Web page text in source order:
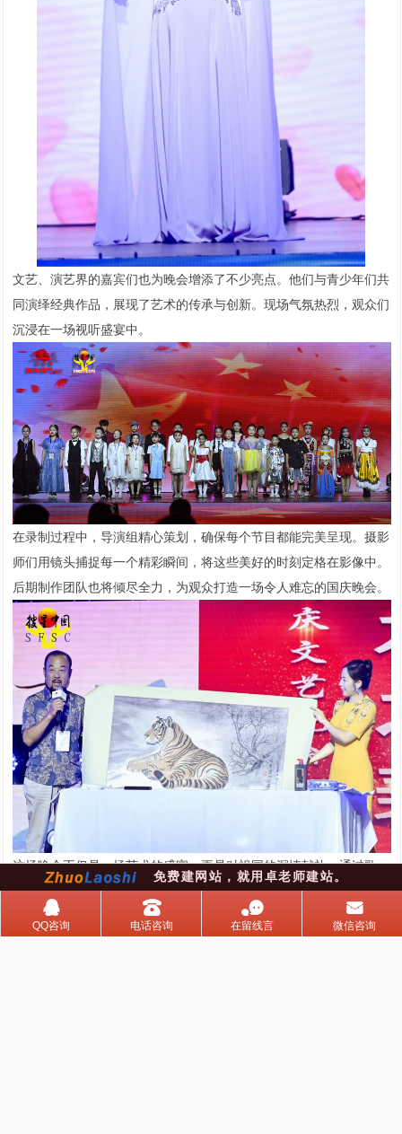
文艺、演艺界的嘉宾们也为晚会增添了不少亮点。他们与青少年们共
同演绎经典作品，展现了艺术的传承与创新。现场气氛热烈，观众们
沉浸在一场视听盛宴中。
在录制过程中，导演组精心策划，确保每个节目都能完美呈现。摄影
师们用镜头捕捉每一个精彩瞬间，将这些美好的时刻定格在影像中。
后期制作团队也将倾尽全力，为观众打造一场令人难忘的国庆晚会。
这场晚会不仅是一场艺术的盛宴，更是对祖国的深情献礼。通过歌
舞、曲艺、器乐、语言、书画等多种艺术形式，展现了中国青少年的
风采和祖国的繁荣昌盛。这场晚会将在国庆期间播出，为全国观众带
来一场精彩纷呈的视听盛宴，共同庆祝祖国的生日。
免费建网站，就用卓老师建站。
󰇇
QQ咨询
󰇯
电话咨询
󰂮
在留线言
󰄸
微信咨询